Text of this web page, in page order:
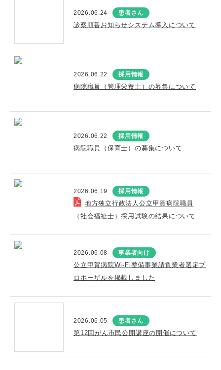
2026.06.24 患者さん
診察順番お知らせシステム導入について
2026.06.22 採用情報
病院職員（管理栄養士）の募集について
2026.06.22 採用情報
病院職員（保育士）の募集について
2026.06.19 採用情報
地方独立行政法人公立甲賀病院職員
（社会福祉士）採用試験の結果について
2026.06.08 事業者向け
公立甲賀病院Wi-Fi整備事業請負業者選定プ
ロポーザルを掲載しました
2026.06.05 患者さん
第12回がん市民公開講座の開催について